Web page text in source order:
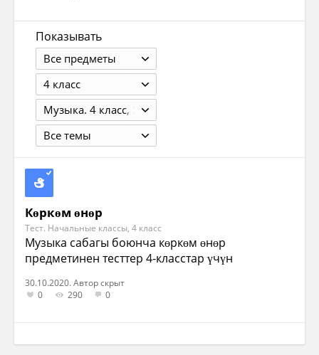
Показывать
Все предметы
4 класс
Музыка. 4 класс, Усачёва В.О., Школяр Л.В., Изд. ВЕНТАНА-ГРАФ 2019, 128 с.
Все темы
Көркөм өнөр
Тест. Начальные классы, 4 класс
Музыка сабагы боюнча көркөм өнөр
предметинен тесттер 4-класстар үчүн
30.10.2020. Автор скрыт
0
290 0